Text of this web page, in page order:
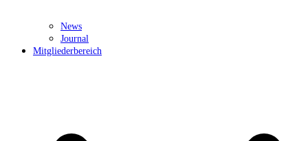
News
Journal
Mitgliederbereich